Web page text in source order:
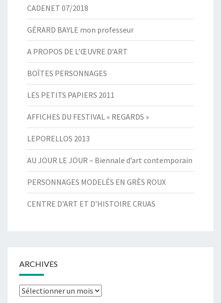
CADENET 07/2018
GÉRARD BAYLE mon professeur
A PROPOS DE L’ŒUVRE D’ART
BOÎTES PERSONNAGES
LES PETITS PAPIERS 2011
AFFICHES DU FESTIVAL « REGARDS »
LEPORELLOS 2013
AU JOUR LE JOUR – Biennale d’art contemporain
PERSONNAGES MODELÉS EN GRÈS ROUX
CENTRE D’ART ET D’HISTOIRE CRUAS
ARCHIVES
Archives